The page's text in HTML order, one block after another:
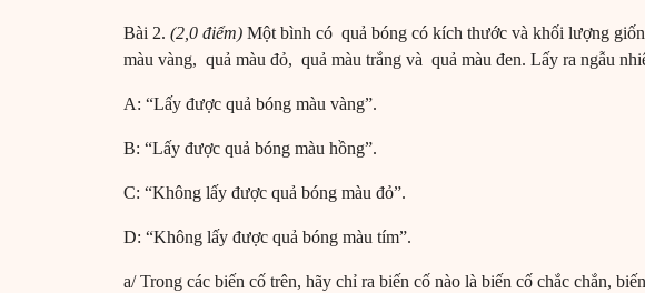
Bài 2. (2,0 điểm) Một bình có quả bóng có kích thước và khối lượng
màu vàng, quả màu đỏ, quả màu trắng và quả màu đen. Lấy ra ngẫu
A: “Lấy được quả bóng màu vàng”.
B: “Lấy được quả bóng màu hồng”.
C: “Không lấy được quả bóng màu đỏ”.
D: “Không lấy được quả bóng màu tím”.
a/ Trong các biến cố trên, hãy chỉ ra biến cố nào là biến cố chắc chắn,